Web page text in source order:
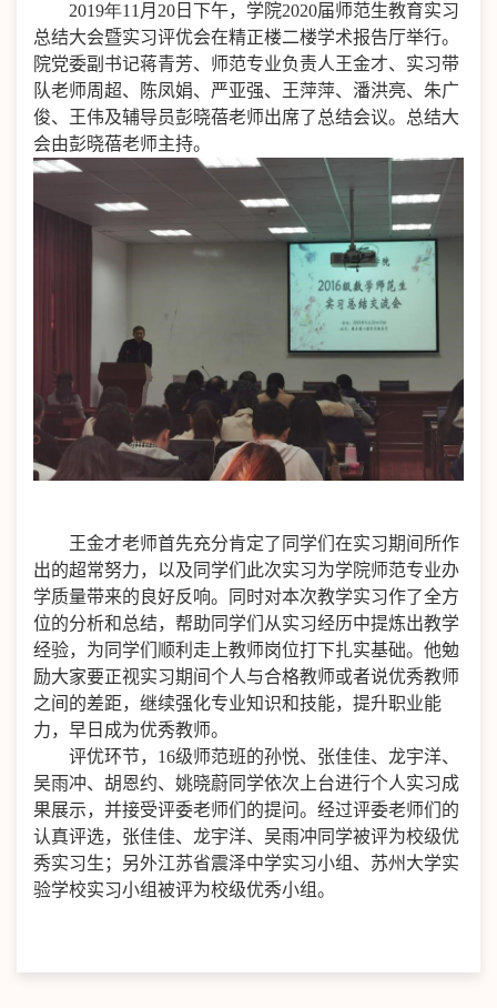
2019年11 月 20 日下午，学院2020届师范生教育实习
总结大会暨实习评优会在精正楼二楼学术报告厅举行。
院党委副书记蒋青芳、师范专业负责人王金才、实习带
队老师周超、陈凤娟、严亚强、王萍萍、潘洪亮、朱广
俊、王伟及辅导员彭晓蓓老师出席了总结会议。总结大
会由彭晓蓓老师主持。
王金才老师首先充分肯定了同学们在实习期间所作
出的超常努力，以及同学们此次实习为学院师范专业办
学质量带来的良好反响。同时对本次教学实习作了全方
位的分析和总结，帮助同学们从实习经历中提炼出教学
经验，为同学们顺利走上教师岗位打下扎实基础。他勉
励大家要正视实习期间个人与合格教师或者说优秀教师
之间的差距，继续强化专业知识和技能，提升职业能
力，早日成为优秀教师。
评优环节， 16级师范班的孙悦、张佳佳、龙宇洋、
吴雨冲、胡恩约、姚晓蔚同学依次上台进行个人实习成
果展示，并接受评委老师们的提问。经过评委老师们的
认真评选，张佳佳、龙宇洋、吴雨冲同学被评为校级优
秀实习生；另外江苏省震泽中学实习小组、苏州大学实
验学校实习小组被评为校级优秀小组。